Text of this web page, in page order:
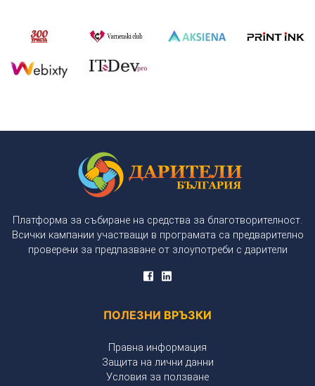
Платформа за събиране на средства за благотворителност.
Всички кампании участващи в програмата са предварително
проверени за предпазване от злоупотреби с дарители
ПОЛЕЗНИ ВРЪЗКИ
Правна информация
Защита на лични данни
Условия за ползване